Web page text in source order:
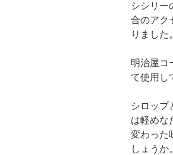
シシリー
合のアク
りました。
明治屋コ
て使用し
シロップ
は軽めな
変わった
しょうか。